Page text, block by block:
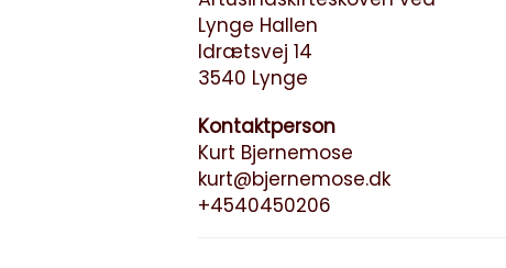
Lynge Hallen
Idrætsvej 14
3540 Lynge
Kontaktperson
Kurt Bjernemose
kurt@bjernemose.dk
+4540450206